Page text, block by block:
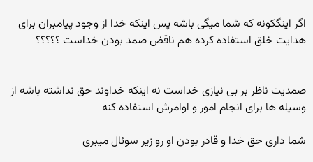
اگر اینگکونه که شما میگی باشه پس اینکه خدا از وجود پیامبران برای
هدایت خلق استفاده کرده هم ناقض صمد بودن خداست ؟؟؟؟؟
صمدیت ناظر بر بی نیازی خداست نه اینکه خداوند حق نداشته باشه از
وسیله ها برای انجام امور و اوامرش استفاده کنه
شما داری حق خدا و قادر بودن او رو زیر سوئال میبری